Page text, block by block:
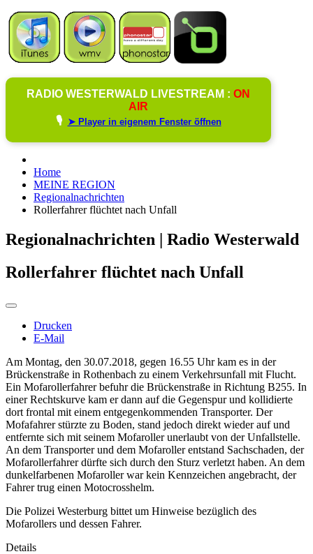
RADIO WESTERWALD LIVESTREAM : ON
AIR
🎙️ ➤ Player in eigenem Fenster öffnen
Home
MEINE REGION
Regionalnachrichten
Rollerfahrer flüchtet nach Unfall
Regionalnachrichten | Radio Westerwald
Rollerfahrer flüchtet nach Unfall
Drucken
E-Mail
Am Montag, den 30.07.2018, gegen 16.55 Uhr kam es in der
Brückenstraße in Rothenbach zu einem Verkehrsunfall mit Flucht.
Ein Mofarollerfahrer befuhr die Brückenstraße in Richtung B255. In
einer Rechtskurve kam er dann auf die Gegenspur und kollidierte
dort frontal mit einem entgegenkommenden Transporter. Der
Mofafahrer stürzte zu Boden, stand jedoch direkt wieder auf und
entfernte sich mit seinem Mofaroller unerlaubt von der Unfallstelle.
An dem Transporter und dem Mofaroller entstand Sachschaden, der
Mofarollerfahrer dürfte sich durch den Sturz verletzt haben. An dem
dunkelfarbenen Mofaroller war kein Kennzeichen angebracht, der
Fahrer trug einen Motocrosshelm.
Die Polizei Westerburg bittet um Hinweise bezüglich des
Mofarollers und dessen Fahrer.
Details